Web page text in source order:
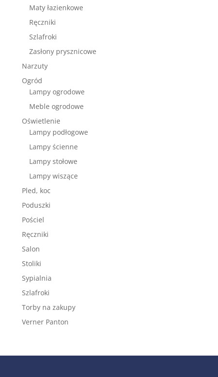
Maty łazienkowe
Ręczniki
Szlafroki
Zasłony prysznicowe
Narzuty
Ogród
Lampy ogrodowe
Meble ogrodowe
Oświetlenie
Lampy podłogowe
Lampy ścienne
Lampy stołowe
Lampy wiszące
Pled, koc
Poduszki
Pościel
Ręczniki
Salon
Stoliki
Sypialnia
Szlafroki
Torby na zakupy
Verner Panton